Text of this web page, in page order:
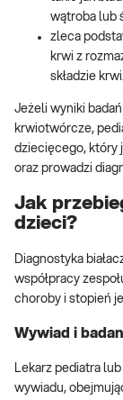
wątroba lub
zleca
krwi z
składzie krwi.
Jeżeli wyniki
krwiotwórcze,
dziecięcego, który
oraz prowadzi
Jak
dzieci?
Diagnostyka
współpracy
choroby i stopień
Wywiad i
Lekarz pediatra
wywiadu,